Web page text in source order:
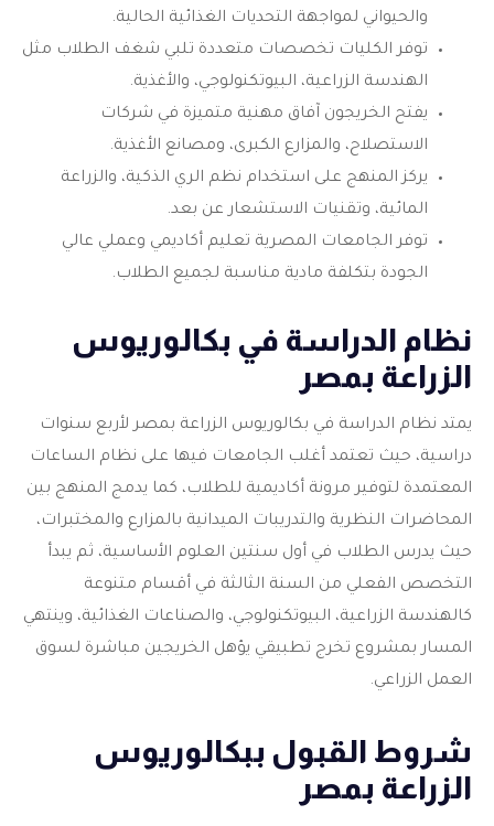
والحيواني لمواجهة التحديات الغذائية الحالية.
توفر الكليات تخصصات متعددة تلبي شغف الطلاب مثل
الهندسة الزراعية، البيوتكنولوجي، والأغذية.
يفتح الخريجون آفاق مهنية متميزة في شركات
الاستصلاح، والمزارع الكبرى، ومصانع الأغذية.
يركز المنهج على استخدام نظم الري الذكية، والزراعة
المائية، وتقنيات الاستشعار عن بعد.
توفر الجامعات المصرية تعليم أكاديمي وعملي عالي
الجودة بتكلفة مادية مناسبة لجميع الطلاب.
نظام الدراسة في بكالوريوس
الزراعة بمصر
يمتد نظام الدراسة في بكالوريوس الزراعة بمصر لأربع سنوات
دراسية، حيث تعتمد أغلب الجامعات فيها على نظام الساعات
المعتمدة لتوفير مرونة أكاديمية للطلاب، كما يدمج المنهج بين
المحاضرات النظرية والتدريبات الميدانية بالمزارع والمختبرات،
حيث يدرس الطلاب في أول سنتين العلوم الأساسية، ثم يبدأ
التخصص الفعلي من السنة الثالثة في أقسام متنوعة
كالهندسة الزراعية، البيوتكنولوجي، والصناعات الغذائية، وينتهي
المسار بمشروع تخرج تطبيقي يؤهل الخريجين مباشرة لسوق
العمل الزراعي.
شروط القبول ببكالوريوس
الزراعة بمصر